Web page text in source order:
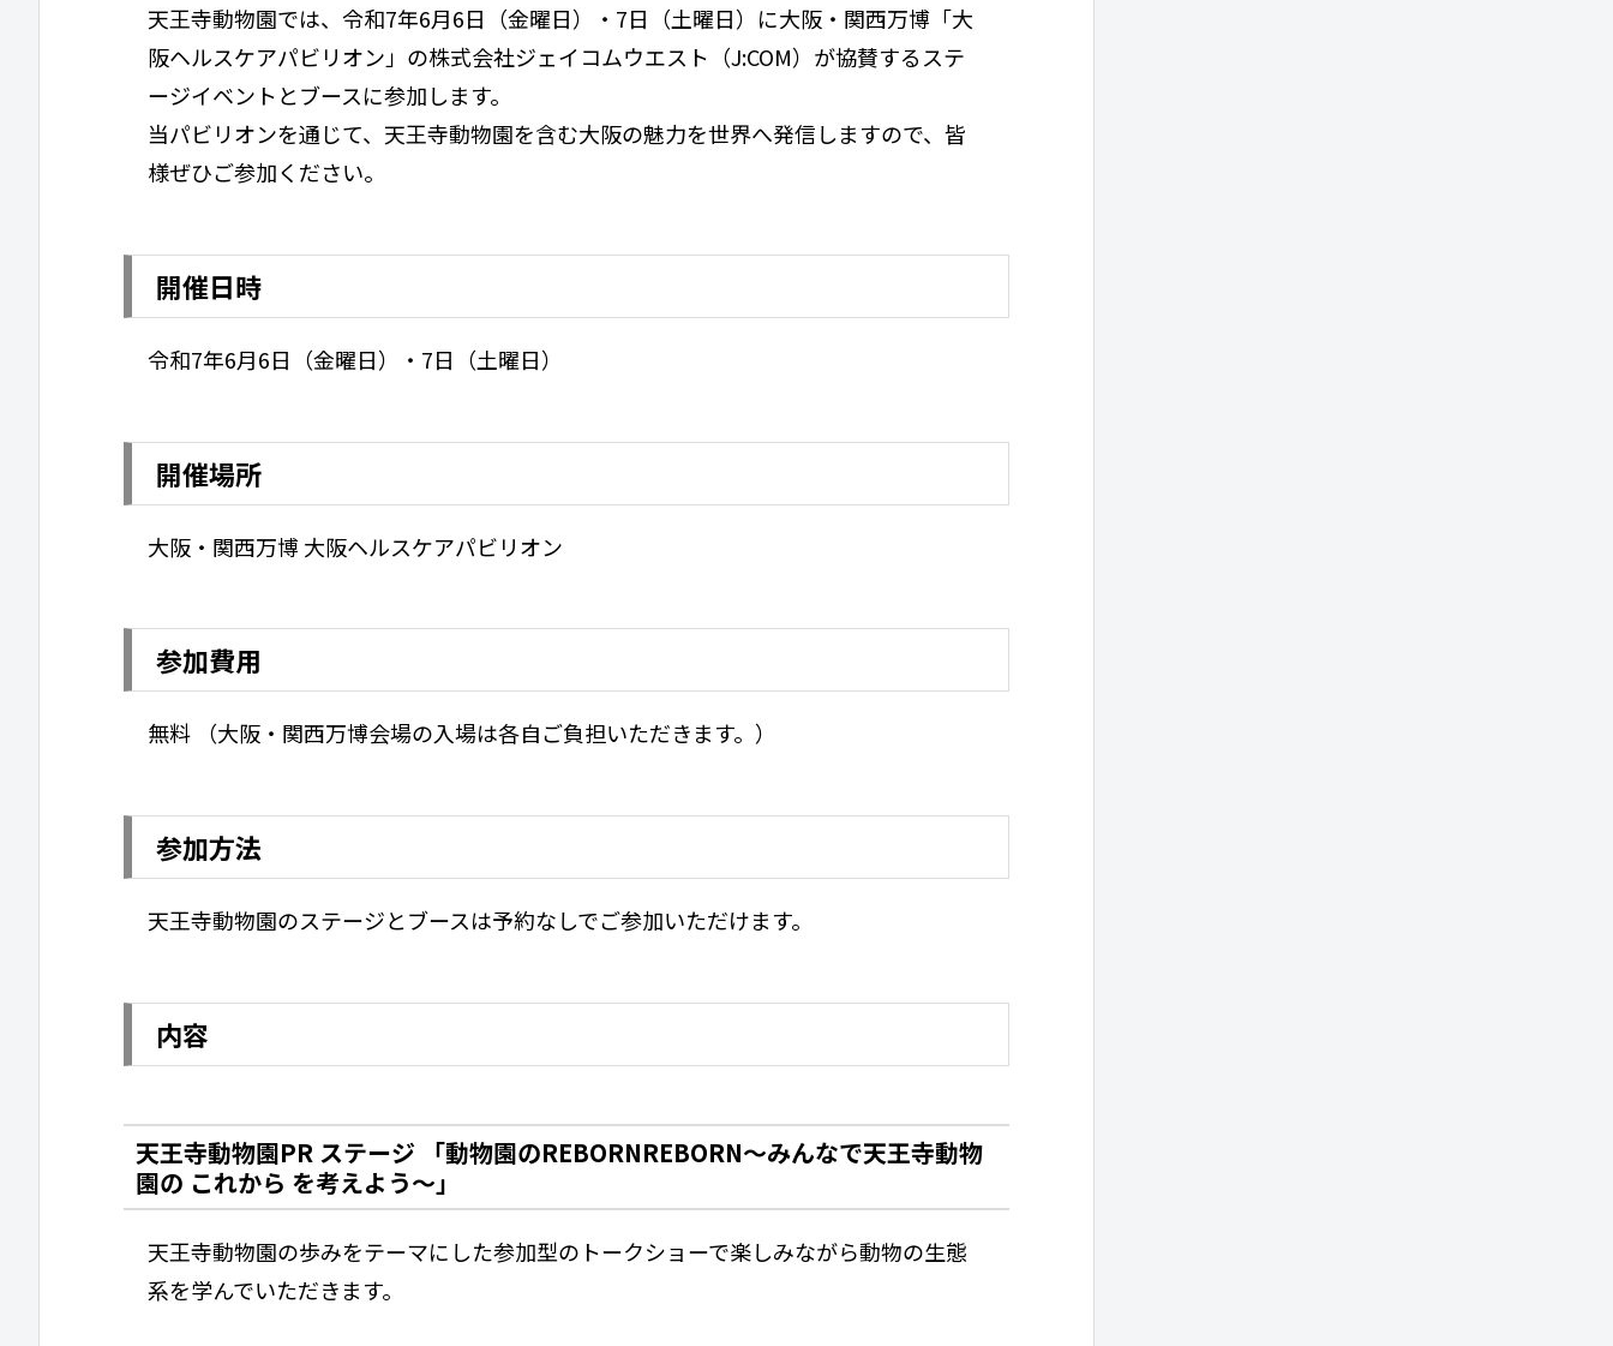
天王寺動物園では、令和7年6月6日（金曜日）・7日（土曜日）に大阪・関西万博「大
阪ヘルスケアパビリオン」の株式会社ジェイコムウエスト（J:COM）が協賛するステ
ージイベントとブースに参加します。
当パビリオンを通じて、天王寺動物園を含む大阪の魅力を世界へ発信しますので、皆
様ぜひご参加ください。
開催日時
令和7年6月6日（金曜日）・7日（土曜日）
開催場所
大阪・関西万博 大阪ヘルスケアパビリオン
参加費用
無料 （大阪・関西万博会場の入場は各自ご負担いただきます。）
参加方法
天王寺動物園のステージとブースは予約なしでご参加いただけます。
内容
天王寺動物園PR ステージ 「動物園のREBORNREBORN～みんなで天王寺動物
園の これから を考えよう～」
天王寺動物園の歩みをテーマにした参加型のトークショーで楽しみながら動物の生態
系を学んでいただきます。